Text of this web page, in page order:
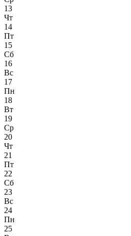
13
Чт
14
Пт
15
Сб
16
Вс
17
Пн
18
Вт
19
Ср
20
Чт
21
Пт
22
Сб
23
Вс
24
Пн
25